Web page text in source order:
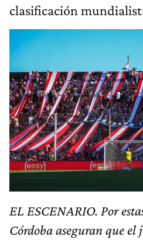
clasificación
EL ESCENARIO. Por
Córdoba aseguran que